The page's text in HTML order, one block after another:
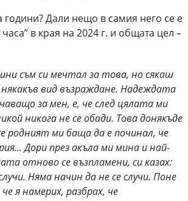
години? Дали нещо в самия него се е
в края на 2024 г. и общата цел –
съм си мечтал за това, но сякаш
вид възраждане. Надеждата
за мен, е, че след цялата ми
никога не се обади. Това донякъде
родният ми баща да е починал, че
Дори през акъла ми мина и най-
отново се възпламени, си казах:
Няма начин да не се случи. Поне
я намерих, разбрах, че